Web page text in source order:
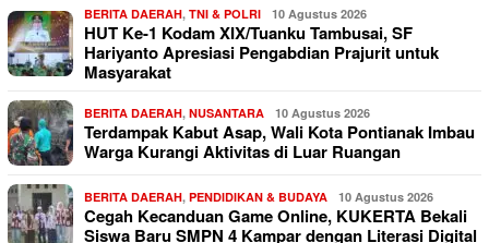
BERITA DAERAH, TNI & POLRI 10 Agustus 2026
HUT Ke-1 Kodam XIX/Tuanku Tambusai, SF
Hariyanto Apresiasi Pengabdian Prajurit untuk
Masyarakat
BERITA DAERAH, NUSANTARA 10 Agustus 2026
Terdampak Kabut Asap, Wali Kota Pontianak Imbau
Warga Kurangi Aktivitas di Luar Ruangan
BERITA DAERAH, PENDIDIKAN & BUDAYA 10 Agustus 2026
Cegah Kecanduan Game Online, KUKERTA Bekali
Siswa Baru SMPN 4 Kampar dengan Literasi Digital